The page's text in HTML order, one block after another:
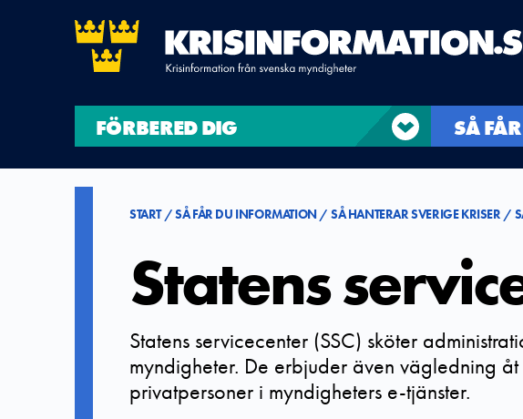
FÖRBERED DIG SÅ
START SÅ FÅR DU INFORMATION SÅ HANTERAR SVERIGE KRISER
Statens
Statens servicecenter (SSC) sköter
myndigheter. De erbjuder även vägledning
privatpersoner i myndigheters e-tjänster.